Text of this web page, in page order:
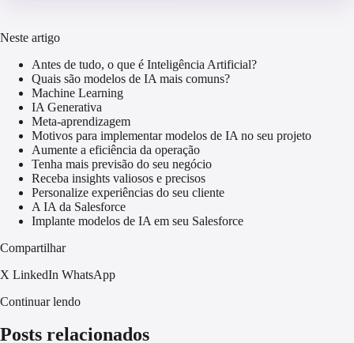
Neste artigo
Antes de tudo, o que é Inteligência Artificial?
Quais são modelos de IA mais comuns?
Machine Learning
IA Generativa
Meta-aprendizagem
Motivos para implementar modelos de IA no seu projeto
Aumente a eficiência da operação
Tenha mais previsão do seu negócio
Receba insights valiosos e precisos
Personalize experiências do seu cliente
A IA da Salesforce
Implante modelos de IA em seu Salesforce
Compartilhar
X LinkedIn WhatsApp
Continuar lendo
Posts relacionados